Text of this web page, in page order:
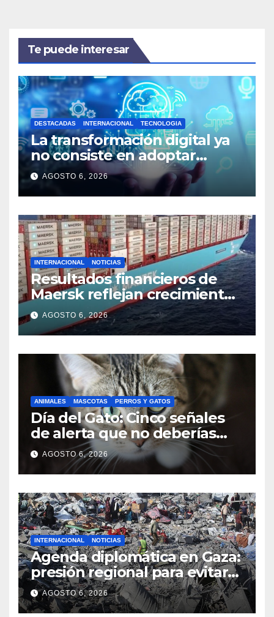
Te puede interesar
DESTACADAS INTERNACIONAL TECNOLOGIA
La transformación digital ya
no consiste en adoptar
tecnología, sino en generar
valor
AGOSTO 6, 2026
INTERNACIONAL NOTICIAS
Resultados financieros de
Maersk reflejan crecimiento
logístico en medio de un
mercado desafiante
AGOSTO 6, 2026
ANIMALES MASCOTAS PERROS Y GATOS
Día del Gato: Cinco señales
de alerta que no deberías
ignorar sobre su bienestar
AGOSTO 6, 2026
INTERNACIONAL NOTICIAS
Agenda diplomática en Gaza:
presión regional para evitar
el colapso del acuerdo de
paz
AGOSTO 6, 2026